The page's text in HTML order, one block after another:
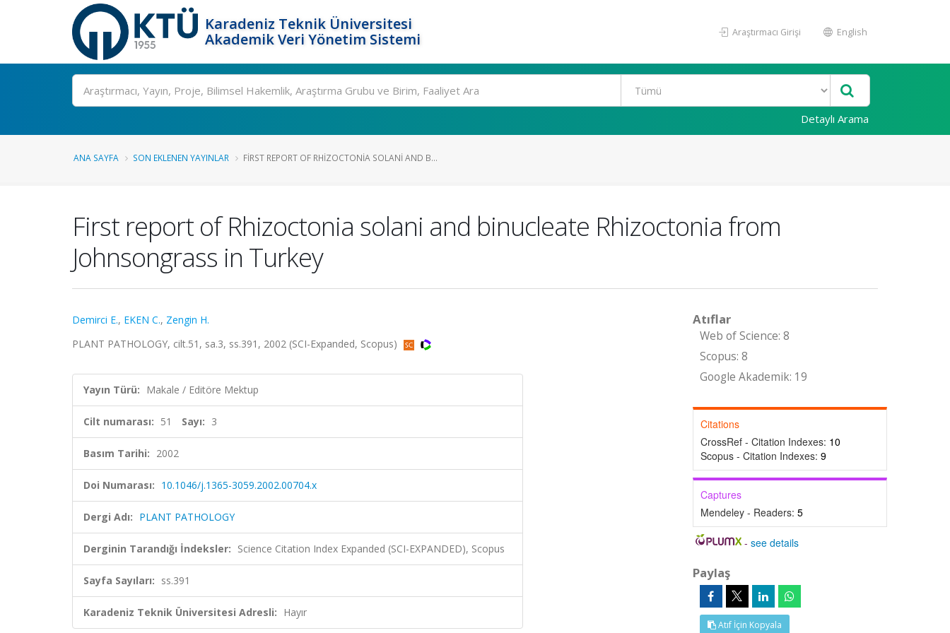
Karadeniz Teknik Üniversitesi
Akademik Veri Yönetim Sistemi
Araştırmacı Girişi English
Ara
Detaylı Arama
ANA SAYFA SON EKLENEN YAYINLAR FIRST REPORT OF RHIZOCTONIA SOLANI AND B...
First report of Rhizoctonia solani and binucleate Rhizoctonia from
Johnsongrass in Turkey
Demirci E., EKEN C., Zengin H.
PLANT PATHOLOGY, cilt.51, sa.3, ss.391, 2002 (SCI-Expanded, Scopus)
Yayın Türü: Makale / Editöre Mektup
Cilt numarası: 51 Sayı: 3
Basım Tarihi: 2002
Doi Numarası: 10.1046/j.1365-3059.2002.00704.x
Dergi Adı: PLANT PATHOLOGY
Derginin Tarandığı İndeksler: Science Citation Index Expanded (SCI-EXPANDED), Scopus
Sayfa Sayıları: ss.391
Karadeniz Teknik Üniversitesi Adresli: Hayır
Atıflar
Web of Science: 8
Scopus: 8
Google Akademik: 19
Citations
CrossRef - Citation Indexes: 10
Scopus - Citation Indexes: 9
Captures
Mendeley - Readers: 5
-see details
Paylaş
Atıf İçin Kopyala